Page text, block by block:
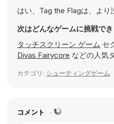
はい、Tag the Flagは、より
次はどんなゲームに挑戦で
タッチスクリーン ゲーム セ
Divas Fairycore などの人気
カテゴリ: シューティングゲーム
コメント